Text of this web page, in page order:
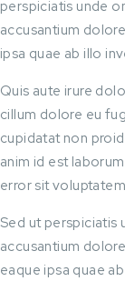
perspiciatis unde
accusantium
ipsa quae ab illo
Quis aute irure
cillum dolore eu
cupidatat non
anim id est
error sit
Sed ut perspiciatis
accusantium
eaque ipsa quae